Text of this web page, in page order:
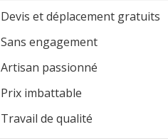
Devis et déplacement gratuits
Sans engagement
Artisan passionné
Prix imbattable
Travail de qualité